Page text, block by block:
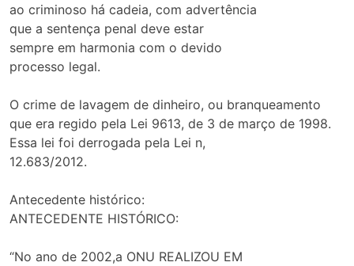
ao criminoso há cadeia, com advertência
que a sentença penal deve estar
sempre em harmonia com o devido
processo legal.
O crime de lavagem de dinheiro, ou branqueamento
que era regido pela Lei 9613, de 3 de março de 1998.
Essa lei foi derrogada pela Lei n,
12.683/2012.
Antecedente histórico:
ANTECEDENTE HISTÓRICO:
“No ano de 2002,a ONU REALIZOU EM